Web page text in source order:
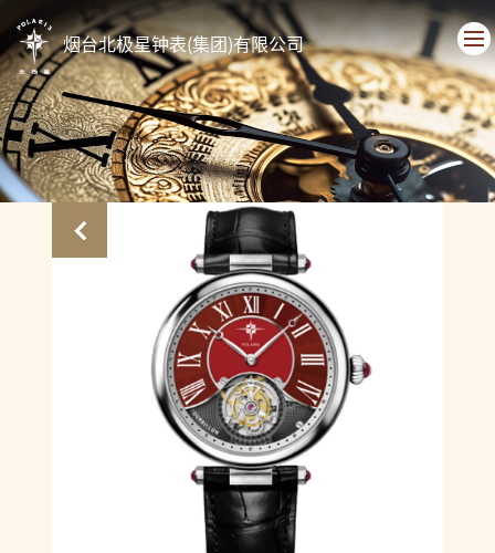
烟台北极星钟表(集团)有限公司